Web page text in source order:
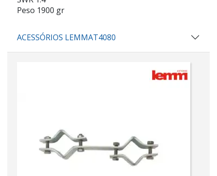
Peso 1900 gr
ACESSÓRIOS LEMMAT4080